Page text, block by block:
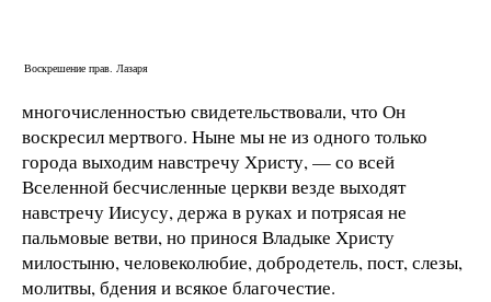
Воскрешение прав. Лазаря
многочисленностью свидетельствовали, что Он
воскресил мертвого. Ныне мы не из одного только
города выходим навстречу Христу, — со всей
Вселенной бесчисленные церкви везде выходят
навстречу Иисусу, держа в руках и потрясая не
пальмовые ветви, но принося Владыке Христу
милостыню, человеколюбие, добродетель, пост, слезы,
молитвы, бдения и всякое благочестие.